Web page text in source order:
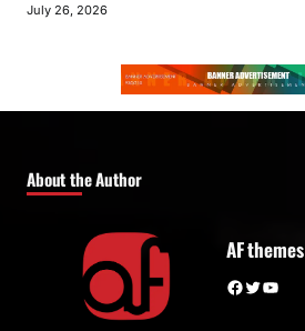
July 26, 2026
About the Author
AF themes
Facebook Twitter YouTube